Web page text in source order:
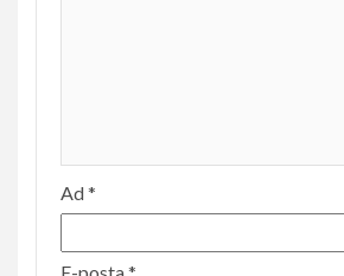
Ad*
E-posta*